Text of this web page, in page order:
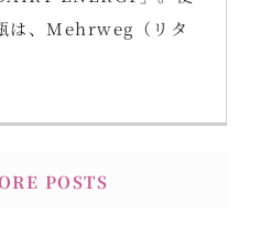
は、Mehrweg（リタ
POSTS